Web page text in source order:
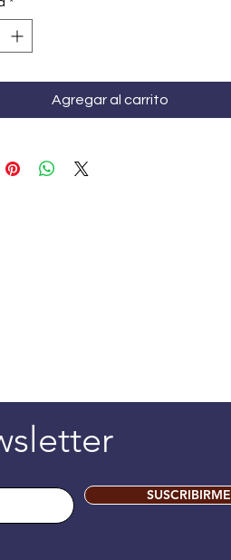
Agregar al carrito
SUSCRIBIRME